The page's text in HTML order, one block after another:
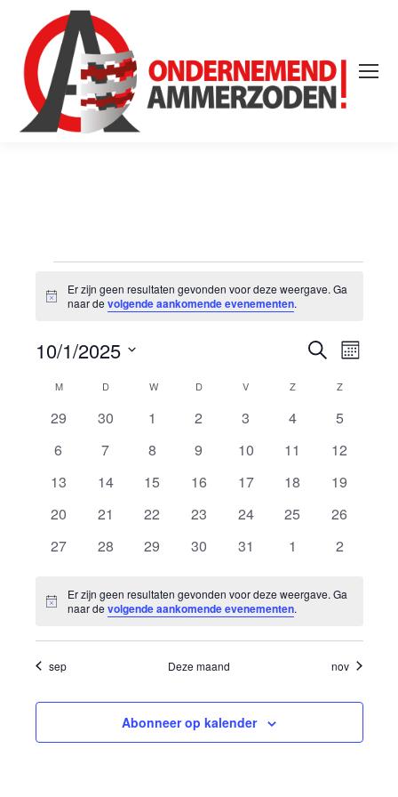
Evenementen
Bericht
Er zijn geen resultaten gevonden voor deze weergave. Ga
naar de volgende aankomende evenementen.
Zoeken
Maand
10/1/2025
datum.
Kalender
van
Evenementen
M MAANDAG
DDINSDAGWWOENSDAG
D DONDERDAG
V VRIJDAGZZATERDAG
ZZONDAG
0
29
0
30
0
1
0
2
0
3
0
4
0
5
0
6
0
7
0
8
0
9
0
10
0
11
0
12
0
13
0
14
0
15
0
16
0
17
0
18
0
19
0
20
0
21
0
22
0
23
0
24
0
25
0
26
0
27
0
28
0
29
0
30
0
31
0
1
0
2
Bericht
Er zijn geen resultaten gevonden voor deze weergave. Ga
naar de volgende aankomende evenementen.
sep Deze maand nov
Abonneer op kalender